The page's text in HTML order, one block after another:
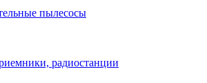
пылесосы
радиостанции